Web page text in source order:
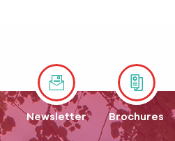
Newsletter Brochures